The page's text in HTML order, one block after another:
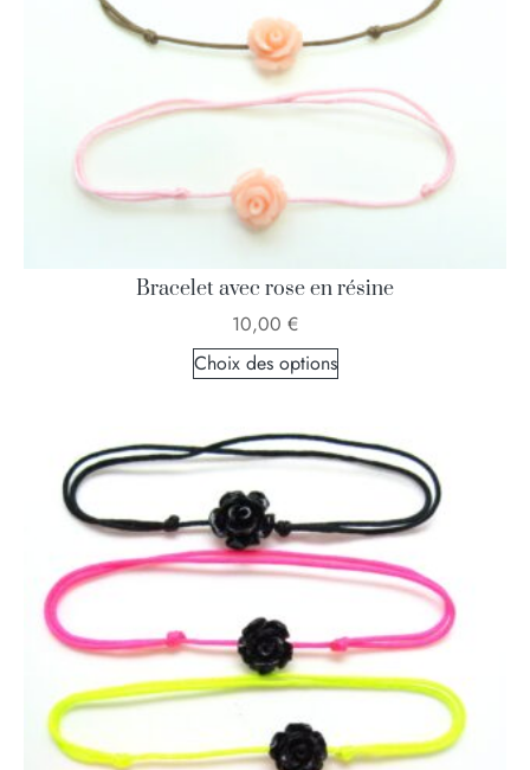
Bracelet avec rose en résine
10,00 €
Choix des options